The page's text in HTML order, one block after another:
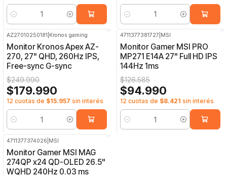
Cantidad Cantidad
AZ27010250181 Kronos gaming
Monitor Kronos Apex AZ-
270, 27" QHD, 260Hz IPS,
Free-sync G-sync
$249.990
$179.990
12 cuotas de $15.957 sin interés
Cantidad
4711377381727 MSI
Monitor Gamer MSI PRO
MP271 E14A 27" Full HD IPS
144Hz 1ms
$126.585
$94.990
12 cuotas de $8.421 sin interés
Cantidad
4711377374026 MSI
Monitor Gamer MSI MAG
274QP x24 QD-OLED 26.5"
WQHD 240Hz 0.03 ms